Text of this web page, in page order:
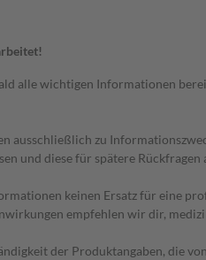
alle wichtigen Informationen
ausschließlich zu
und diese für spätere
keinen Ersatz für eine
empfehlen wir dir,
der Produktangaben, die